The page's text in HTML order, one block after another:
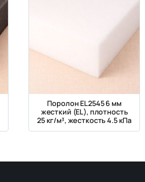
Поролон EL2545 6 мм
жесткий (EL), плотность
25 кг/м³, жесткость 4.5 кПа